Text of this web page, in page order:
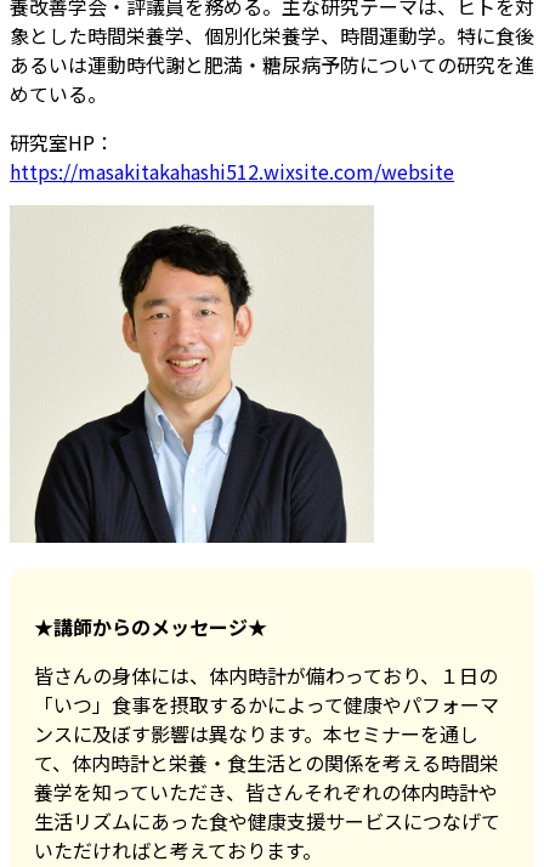
養改善学会・評議員を務める。主な研究テーマは、ヒトを対
象とした時間栄養学、個別化栄養学、時間運動学。特に食後
あるいは運動時代謝と肥満・糖尿病予防についての研究を進
めている。
研究室HP：
https://masakitakahashi512.wixsite.com/website
★講師からのメッセージ★
皆さんの身体には、体内時計が備わっており、１日の
「いつ」食事を摂取するかによって健康やパフォーマ
ンスに及ぼす影響は異なります。本セミナーを通し
て、体内時計と栄養・食生活との関係を考える時間栄
養学を知っていただき、皆さんそれぞれの体内時計や
生活リズムにあった食や健康支援サービスにつなげて
いただければと考えております。